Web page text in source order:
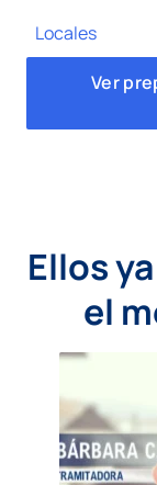
Locales
Ver
Ellos
el